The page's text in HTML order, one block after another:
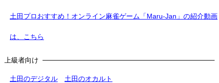
土田プロおすすめ！オンライン麻雀ゲーム「Maru-Jan」の紹介動画
は、こちら
上級者向け
土田のデジタル 土田のオカルト